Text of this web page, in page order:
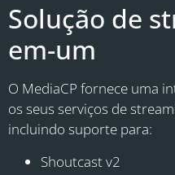
Solução de
em-um
O MediaCP fornece uma
os seus serviços de
incluindo suporte para:
Shoutcast v2